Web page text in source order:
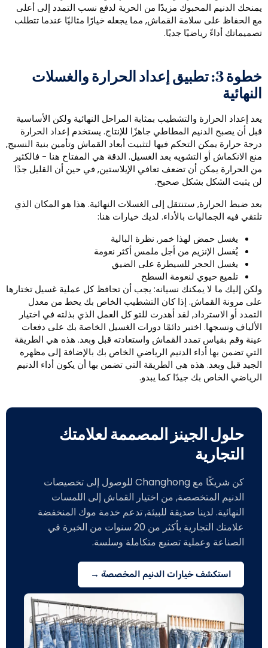
الدنيم المحبوك مزيدًا من الحرية لدفع نسب التمدد إلى أعلى
الحفاظ على سلامة القماش, مما يجعله خيارًا مثاليًا عندما تتطلب
أداءً رياضيًا جديًا.
خطوة 3: تطبيق إعداد الحرارة والغسلات
إعداد الحرارة والتشطيب بمثابة المراحل النهائية ولكن الأساسية
أن يصبح الدنيم المطاطي جاهزًا للإنتاج. يستخدم إعداد الحرارة
حرارة يمكن التحكم فيها لتثبيت أبعاد القماش وتأمين بنية النسيج,
الانكماش أو التشويه بعد الغسيل. الدقة هي المفتاح هنا - فالكثير
الحرارة يمكن أن تضعف تعافي الإيلاستين, في حين أن القليل جدًا
يثبت الشكل بشكل صحيح.
ضبط الحرارة, ستنتقل إلى الغسلات النهائية. هذا هو المكان الذي
فيه الجماليات بالأداء. لديك خيارات هنا:
يغسل حمض لهذا خمر, نظرة البالية
يُغسل الإنزيم من أجل ملمس أكثر نعومة
يغسل الحجر للسيطرة على الضيق
تلميع حيوي لنعومة السطح
إليك ما لا يمكنك نسيانه: يجب أن تحافظ كل عملية غسيل تختارها
مرونة القماش. إذا كان التشطيب الخاص بك يحط من معدل
أو الاسترداد, لقد أهدرت للتو كل العمل الذي بذلته في اختيار
ونسجها. اختبر دائمًا دورات الغسيل الخاصة بك على دفعات
وقم بقياس تمدد القماش واستعادته قبل وبعد. هذه هي الطريقة
تضمن بها أداء الدنيم الرياضي الخاص بك بالإضافة إلى مظهره
قبل وبعد. هذه هي الطريقة التي تضمن بها أن يكون أداء الدنيم
الخاص بك جيدًا كما يبدو.
حلول الجينز المصممة لعلامتك
التجارية
كن شريكًا مع Changhong للوصول إلى تخصيصات
الدنيم المتخصصة, من اختيار القماش إلى اللمسات
النهائية. لدينا صديقة للبيئة, تدعم خدمة موك المنخفضة
علامتك التجارية بأكثر من 20 سنوات من الخبرة في
الصناعة وعملية تصنيع متكاملة وسلسة.
استكشف خيارات الدنيم المخصصة →